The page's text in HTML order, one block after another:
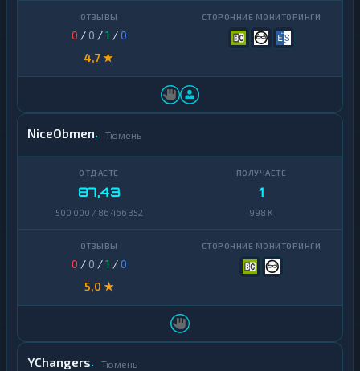
0 / 0 /1 /0
4,7 ★
NiceObmen Тюмень
87,43
500 000 / 86 466 352
1
998 K
0 / 0 /1 /0
5,0 ★
YChangers Тюмень